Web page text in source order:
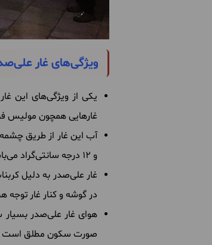
ویژگی‌های غار
یکی از ویژگی‌های این
غارهایی همچون مولیس
آب این غار از طریق
و 12 درجه سانتی‌گراد می‌باشد. توجه داشته باشید که این آّب با وجود بی‌بو بودن و بی‌رنگی قابل خوردن نیست!
غار علی‌صدر به دلیل
در گوشه و کنار غار
صورت سکون مطلق است